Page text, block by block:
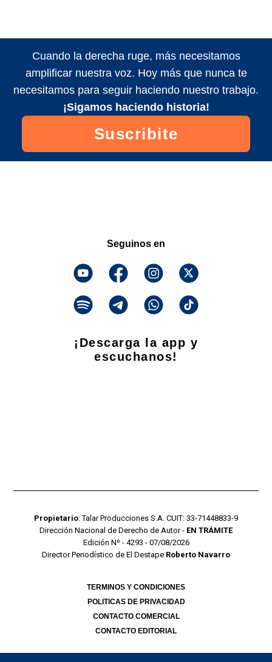
Cuando la derecha ruge, más necesitamos
amplificar nuestra voz. Hoy más que nunca te
necesitamos para seguir haciendo nuestro trabajo.
¡Sigamos haciendo historia!
Suscribite
Seguinos en
¡Descarga la app y
escuchanos!
Propietario: Talar Producciones S.A. CUIT: 33-71448833-9
Dirección Nacional de Derecho de Autor - EN TRÁMITE
Edición Nº - 4293 - 07/08/2026
Director Periodístico de El Destape Roberto Navarro
TERMINOS Y CONDICIONES
POLITICAS DE PRIVACIDAD
CONTACTO COMERCIAL
CONTACTO EDITORIAL